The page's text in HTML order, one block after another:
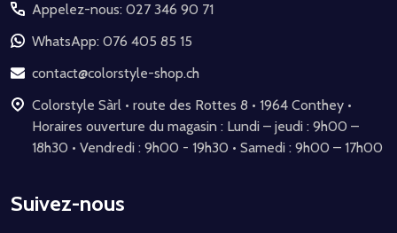
pied
de
page
Appelez-nous: 027 346 90 71
WhatsApp: 076 405 85 15
contact@colorstyle-shop.ch
Colorstyle Sàrl • route des Rottes 8 • 1964 Conthey •
Horaires ouverture du magasin : Lundi – jeudi : 9h00 –
18h30 • Vendredi : 9h00 - 19h30 • Samedi : 9h00 – 17h00
Suivez-nous